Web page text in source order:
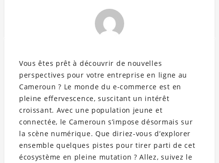
Vous êtes prêt à découvrir de nouvelles
perspectives pour votre entreprise en ligne au
Cameroun ? Le monde du e-commerce est en
pleine effervescence, suscitant un intérêt
croissant. Avec une population jeune et
connectée, le Cameroun s’impose désormais sur
la scène numérique. Que diriez-vous d’explorer
ensemble quelques pistes pour tirer parti de cet
écosystème en pleine mutation ? Allez, suivez le